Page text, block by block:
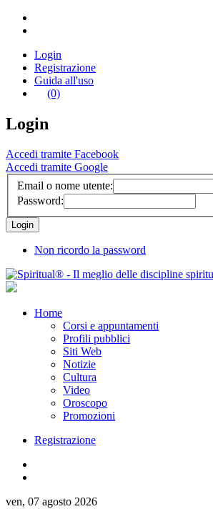
Login
Registrazione
Guida all'uso
(0)
Login
Accedi tramite Facebook
Accedi tramite Google
Email o nome utente:
Password:
Non ricordo la password
Home
Corsi e appuntamenti
Profili pubblici
Siti Web
Notizie
Cultura
Video
Oroscopo
Promozioni
Registrazione
ven, 07 agosto 2026